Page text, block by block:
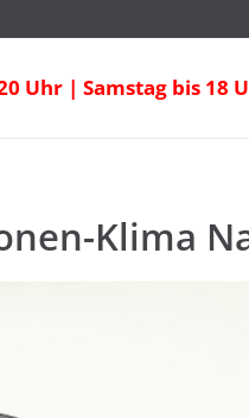
Uhr | Samstag bis 18
Navi
Klima